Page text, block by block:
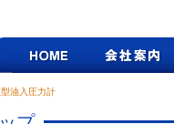
油入圧力計